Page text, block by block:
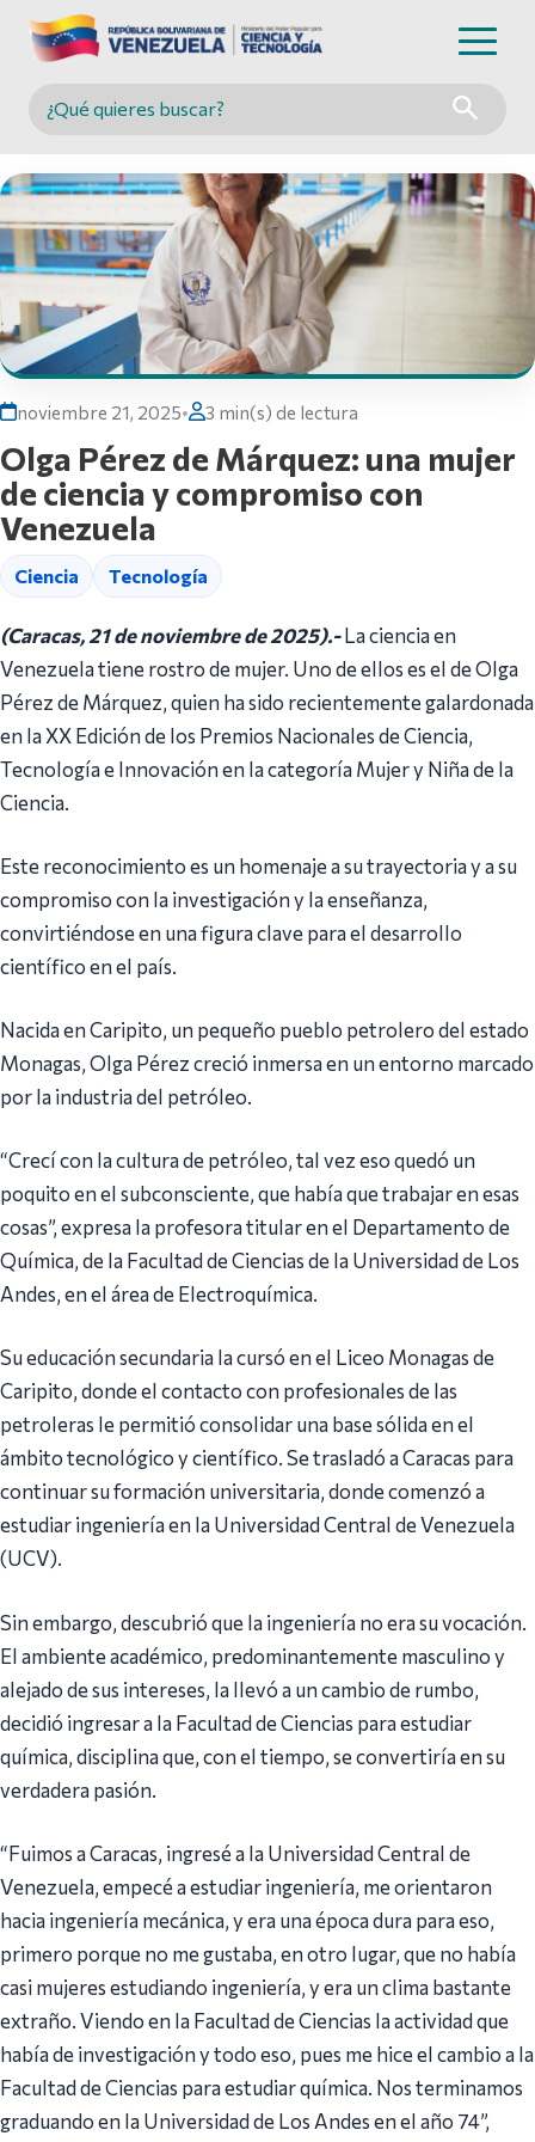
Buscar en MINCYT
noviembre 21, 2025• 3 min(s) de lectura
Olga Pérez de Márquez: una mujer
de ciencia y compromiso con
Venezuela
Ciencia Tecnología
(Caracas, 21 de noviembre de 2025).-La ciencia en
Venezuela tiene rostro de mujer. Uno de ellos es el de Olga
Pérez de Márquez, quien ha sido recientemente galardonada
en la XX Edición de los Premios Nacionales de Ciencia,
Tecnología e Innovación en la categoría Mujer y Niña de la
Ciencia.
Este reconocimiento es un homenaje a su trayectoria y a su
compromiso con la investigación y la enseñanza,
convirtiéndose en una figura clave para el desarrollo
científico en el país.
Nacida en Caripito, un pequeño pueblo petrolero del estado
Monagas, Olga Pérez creció inmersa en un entorno marcado
por la industria del petróleo.
“Crecí con la cultura de petróleo, tal vez eso quedó un
poquito en el subconsciente, que había que trabajar en esas
cosas”, expresa la profesora titular en el Departamento de
Química, de la Facultad de Ciencias de la Universidad de Los
Andes, en el área de Electroquímica.
Su educación secundaria la cursó en el Liceo Monagas de
Caripito, donde el contacto con profesionales de las
petroleras le permitió consolidar una base sólida en el
ámbito tecnológico y científico. Se trasladó a Caracas para
continuar su formación universitaria, donde comenzó a
estudiar ingeniería en la Universidad Central de Venezuela
(UCV).
Sin embargo, descubrió que la ingeniería no era su vocación.
El ambiente académico, predominantemente masculino y
alejado de sus intereses, la llevó a un cambio de rumbo,
decidió ingresar a la Facultad de Ciencias para estudiar
química, disciplina que, con el tiempo, se convertiría en su
verdadera pasión.
“Fuimos a Caracas, ingresé a la Universidad Central de
Venezuela, empecé a estudiar ingeniería, me orientaron
hacia ingeniería mecánica, y era una época dura para eso,
primero porque no me gustaba, en otro lugar, que no había
casi mujeres estudiando ingeniería, y era un clima bastante
extraño. Viendo en la Facultad de Ciencias la actividad que
había de investigación y todo eso, pues me hice el cambio a la
Facultad de Ciencias para estudiar química. Nos terminamos
graduando en la Universidad de Los Andes en el año 74”,